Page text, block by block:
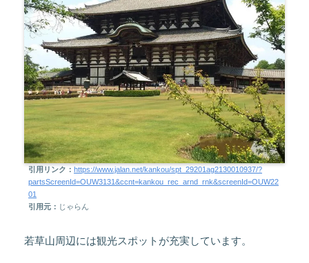
引用リンク： https://www.jalan.net/kankou/spt_29201ag2130010937/?
partsScreenId=OUW3131&ccnt=kankou_rec_arnd_rnk&screenId=OUW22
01
引用元： じゃらん
若草山周辺には観光スポットが充実しています。